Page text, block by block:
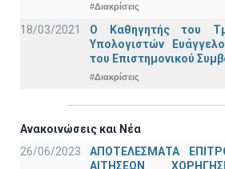
#Διακρίσεις
18/03/2021
Ο Καθηγητής του
Υπολογιστών
του Επιστημονικού
#Διακρίσεις
Ανακοινώσεις και Νέα
26/06/2023
ΑΠΟΤΕΛΕΣΜΑΤΑ
ΑΙΤΗΣΕΩΝ